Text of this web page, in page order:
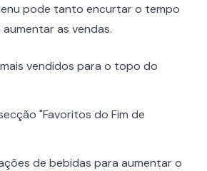
pode tanto encurtar o tempo
as vendas.
vendidos para o topo do
"Favoritos do Fim de
de bebidas para aumentar o